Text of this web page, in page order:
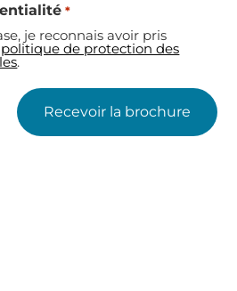
*
je reconnais avoir pris
politique de protection des
.
Recevoir la brochure